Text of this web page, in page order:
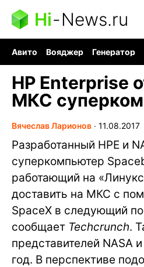
Hi-News.ru
Авито Вояджер Генератор
HP Enterprise
МКС
Вячеслав Ларионов ∙ 11.08.2017
Разработанный HPE и
суперкомпьютер
работающий на
доставить на МКС с
SpaceX в следующий
сообщает Techcrunch.
представителей NASA
год. В перспективе